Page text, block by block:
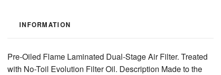
INFORMATION
Pre-Oiled Flame Laminated Dual-Stage Air Filter. Treated
with No-Toil Evolution Filter Oil. Description Made to the